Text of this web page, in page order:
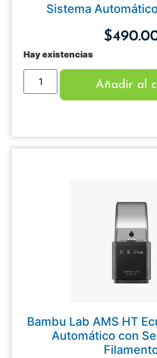
Sistema
$
Hay existencias
Añadir al
Bambu Lab AMS HT
Automático con